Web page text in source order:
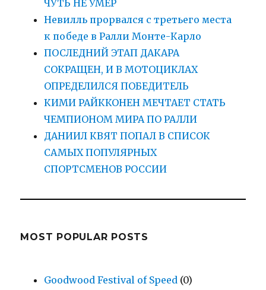
ЧУТЬ НЕ УМЕР
Невилль прорвался с третьего места
к победе в Ралли Монте-Карло
ПОСЛЕДНИЙ ЭТАП ДАКАРА
СОКРАЩЕН, И В МОТОЦИКЛАХ
ОПРЕДЕЛИЛСЯ ПОБЕДИТЕЛЬ
КИМИ РАЙККОНЕН МЕЧТАЕТ СТАТЬ
ЧЕМПИОНОМ МИРА ПО РАЛЛИ
ДАНИИЛ КВЯТ ПОПАЛ В СПИСОК
САМЫХ ПОПУЛЯРНЫХ
СПОРТСМЕНОВ РОССИИ
MOST POPULAR POSTS
Goodwood Festival of Speed (0)